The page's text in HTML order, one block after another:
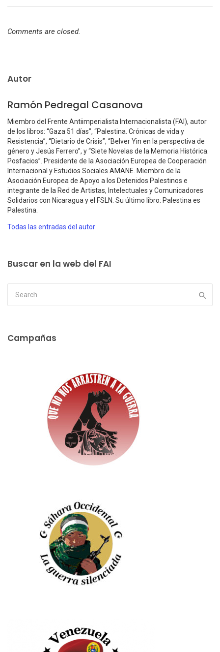
Comments are closed.
Autor
Ramón Pedregal Casanova
Miembro del Frente Antiimperialista Internacionalista (FAI), autor
de los libros: “Gaza 51 días”, “Palestina. Crónicas de vida y
Resistencia”, “Dietario de Crisis”, “Belver Yin en la perspectiva de
género y Jesús Ferrero”, y “Siete Novelas de la Memoria Histórica.
Posfacios”. Presidente de la Asociación Europea de Cooperación
Internacional y Estudios Sociales AMANE. Miembro de la
Asociación Europea de Apoyo a los Detenidos Palestinos e
integrante de la Red de Artistas, Intelectuales y Comunicadores
Solidarios con Nicaragua y el FSLN. Su último libro: Palestina es
Palestina.
Todas las entradas del autor
Buscar en la web del FAI
Campañas